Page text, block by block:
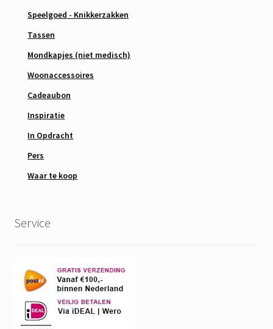
Speelgoed - Knikkerzakken
Tassen
Mondkapjes (niet medisch)
Woonaccessoires
Cadeaubon
Inspiratie
In Opdracht
Pers
Waar te koop
Service